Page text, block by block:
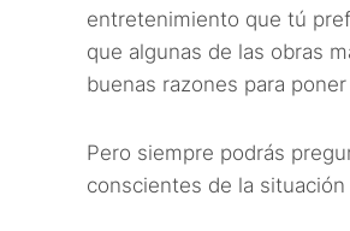
entretenimiento que tú
que algunas de las obras
buenas razones para
Pero siempre podrás
conscientes de la